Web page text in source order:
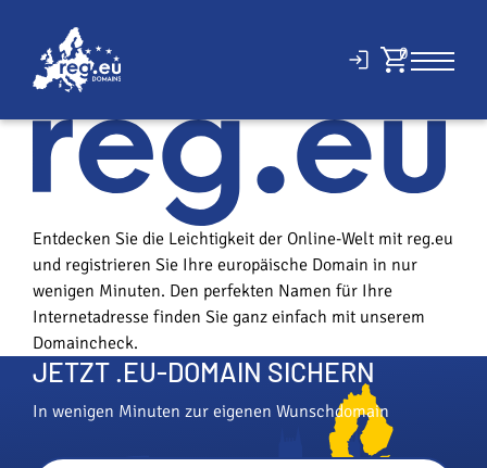
Entdecken Sie die Leichtigkeit der Online-Welt mit reg.eu
und registrieren Sie Ihre europäische Domain in nur
wenigen Minuten. Den perfekten Namen für Ihre
Internetadresse finden Sie ganz einfach mit unserem
Domaincheck.
JETZT .EU-DOMAIN SICHERN
In wenigen Minuten zur eigenen Wunschdomain